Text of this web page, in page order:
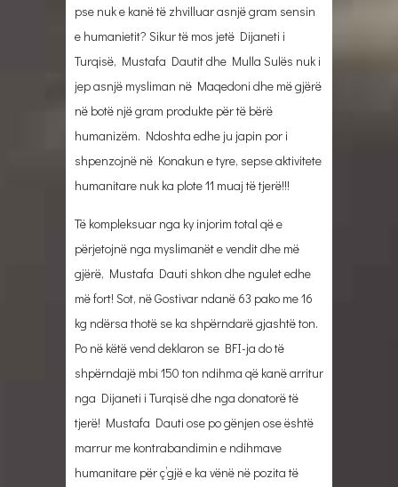
pse nuk e kanë të zhvilluar asnjë gram sensin
e humanietit? Sikur të mos jetë Dijaneti i
Turqisë, Mustafa Dautit dhe Mulla Sulës nuk i
jep asnjë mysliman në Maqedoni dhe më gjërë
në botë një gram produkte për të bërë
humanizëm. Ndoshta edhe ju japin por i
shpenzojnë në Konakun e tyre, sepse aktivitete
humanitare nuk ka plote 11 muaj të tjerë!!!
Të kompleksuar nga ky injorim total që e
përjetojnë nga myslimanët e vendit dhe më
gjërë, Mustafa Dauti shkon dhe ngulet edhe
më fort! Sot, në Gostivar ndanë 63 pako me 16
kg ndërsa thotë se ka shpërndarë gjashtë ton.
Po në këtë vend deklaron se BFI-ja do të
shpërndajë mbi 150 ton ndihma që kanë arritur
nga Dijaneti i Turqisë dhe nga donatorë të
tjerë! Mustafa Dauti ose po gënjen ose është
marrur me kontrabandimin e ndihmave
humanitare për ç’gjë e ka vënë në pozita të